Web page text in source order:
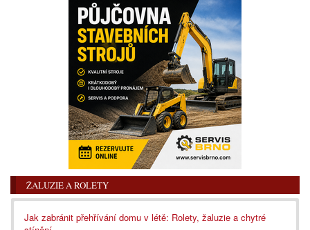
ŽALUZIE A ROLETY
Jak zabránit přehřívání domu v létě: Rolety, žaluzie a chytré